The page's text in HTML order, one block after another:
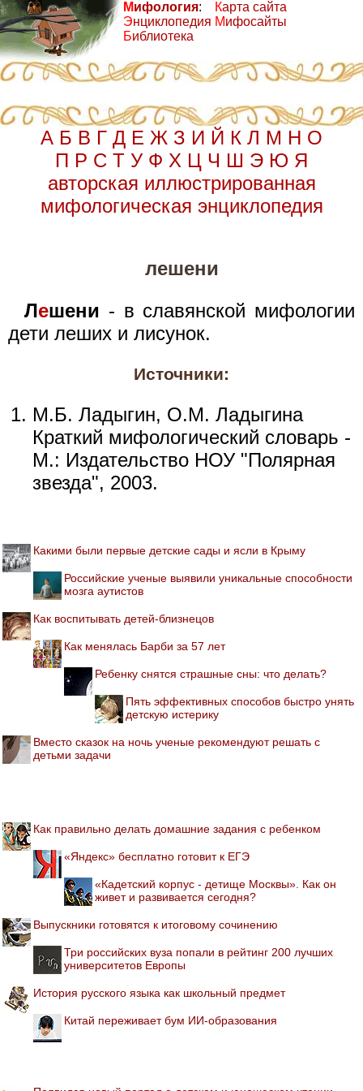
Мифология:
Энциклопедия
Библиотека
Карта сайта
Мифосайты
А Б В Г Д Е Ж З И Й К Л М Н О
П Р С Т У Ф Х Ц Ч Ш Э Ю Я
авторская иллюстрированная
мифологическая энциклопедия
лешени
Лешени - в славянской мифологии
дети леших и лисунок.
Источники:
М.Б. Ладыгин, О.М. Ладыгина
Краткий мифологический словарь -
М.: Издательство НОУ "Полярная
звезда", 2003.
Какими были первые детские сады и ясли в Крыму
Российские ученые выявили уникальные способности
мозга аутистов
Как воспитывать детей-близнецов
Как менялась Барби за 57 лет
Ребенку снятся страшные сны: что делать?
Пять эффективных способов быстро унять
детскую истерику
Вместо сказок на ночь ученые рекомендуют решать с
детьми задачи
Как правильно делать домашние задания с ребенком
«Яндекс» бесплатно готовит к ЕГЭ
«Кадетский корпус - детище Москвы». Как он
живет и развивается сегодня?
Выпускники готовятся к итоговому сочинению
Три российских вуза попали в рейтинг 200 лучших
университетов Европы
История русского языка как школьный предмет
Китай переживает бум ИИ-образования